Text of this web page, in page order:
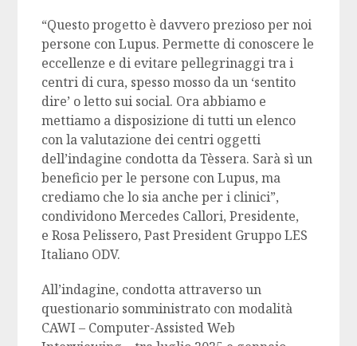
“Questo progetto è davvero prezioso per noi
persone con Lupus. Permette di conoscere le
eccellenze e di evitare pellegrinaggi tra i
centri di cura, spesso mosso da un ‘sentito
dire’ o letto sui social. Ora abbiamo e
mettiamo a disposizione di tutti un elenco
con la valutazione dei centri oggetti
dell’indagine condotta da Tèssera. Sarà sì un
beneficio per le persone con Lupus, ma
crediamo che lo sia anche per i clinici”,
condividono Mercedes Callori, Presidente,
e Rosa Pelissero, Past President Gruppo LES
Italiano ODV.
All’indagine, condotta attraverso un
questionario somministrato con modalità
CAWI – Computer-Assisted Web